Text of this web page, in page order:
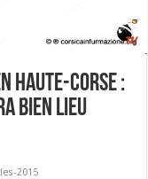
Haute-Corse :
bien lieu
2015